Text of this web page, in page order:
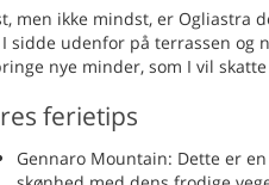
men ikke mindst, er Ogliastra
I sidde udenfor på terrassen og
nye minder, som I vil
ferietips
Gennaro Mountain: Dette er